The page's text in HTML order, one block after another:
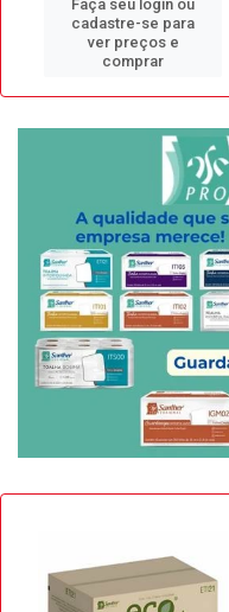
Faça seu login ou
cadastre-se para
ver preços e
comprar